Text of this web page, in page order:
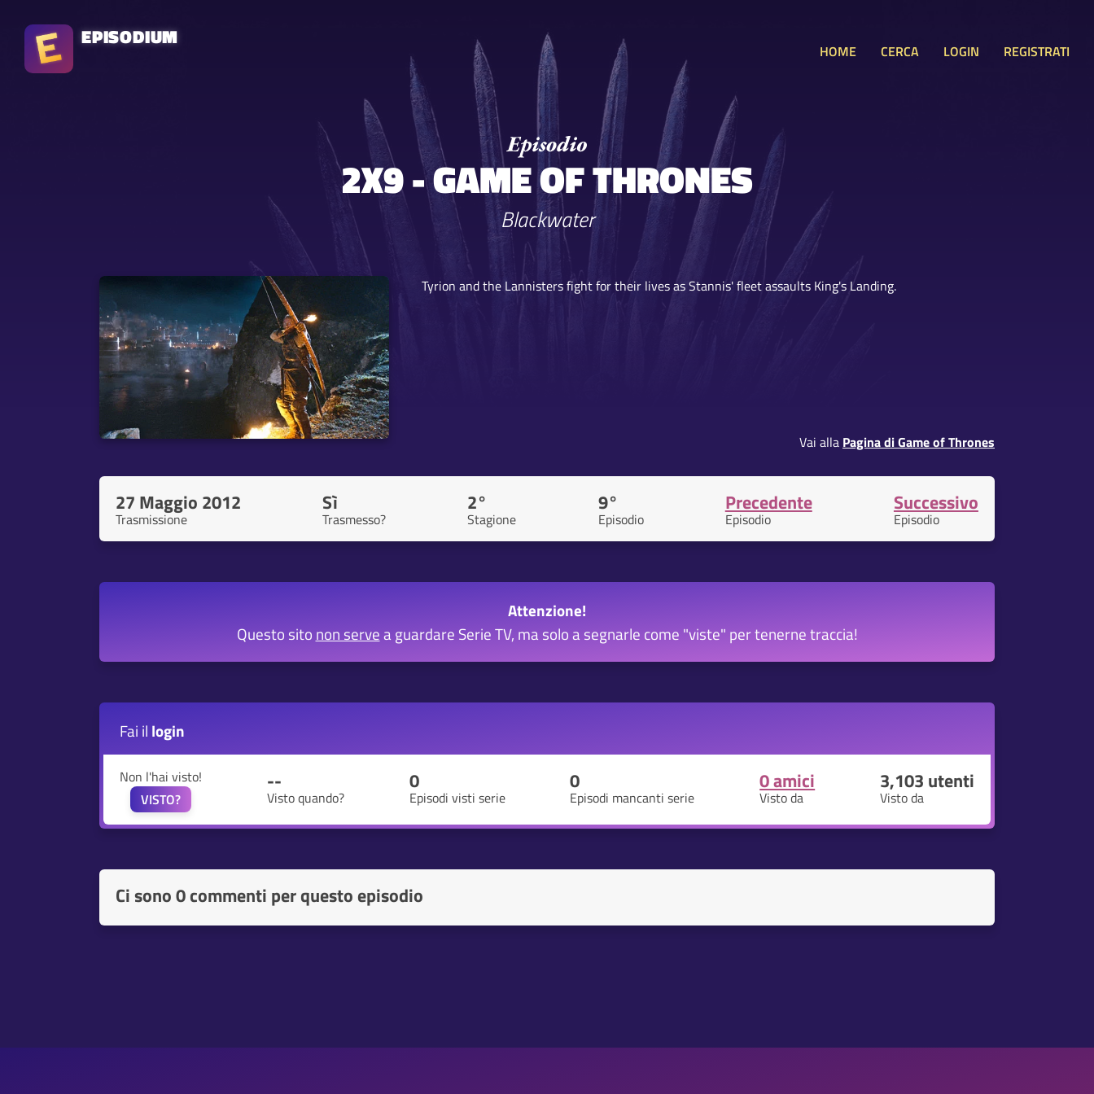
EPISODIUM
HOME CERCA LOGIN REGISTRATI
2X9 - GAME OF THRONES
Blackwater
Tyrion and the Lannisters fight for their lives as Stannis' fleet assaults King's Landing.
Vai alla Pagina di Game of Thrones
27 Maggio 2012
Trasmissione
Sì
Trasmesso?
2°
Stagione
9°
Episodio
Precedente
Episodio
Successivo
Episodio
Attenzione!
Questo sito non servea guardare Serie TV, ma solo a segnarle come "viste" per tenerne traccia!
Fai il login
Non l'hai visto!
VISTO?
--
Visto quando?
0
Episodi visti serie
0
Episodi mancanti serie
0 amici
Visto da
3,103 utenti
Visto da
Ci sono0 commenti per questo episodio